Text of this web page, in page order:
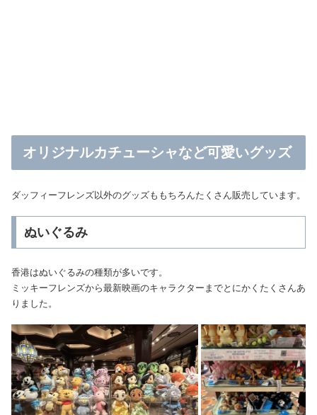
オリジナルカチューシャなど可愛いグッズ
ダッフィーフレンズ以外のグッズももちろんたくさん販売しています。
ぬいぐるみ
香港はぬいぐるみの種類が多いです。
ミッキーフレンズから最新映画のキャラクターまでとにかくたくさんあ
りました。